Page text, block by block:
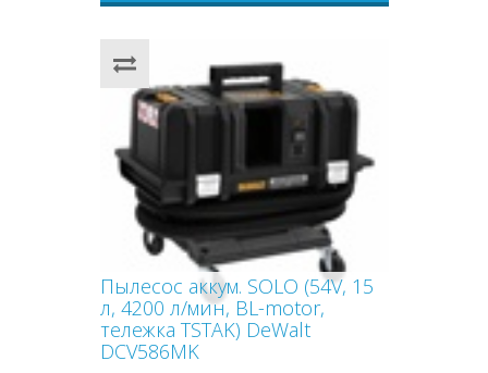
Пылесос аккум. SOLO (54V, 15
л, 4200 л/мин, BL-motor,
тележка TSTAK) DeWalt
DCV586MK